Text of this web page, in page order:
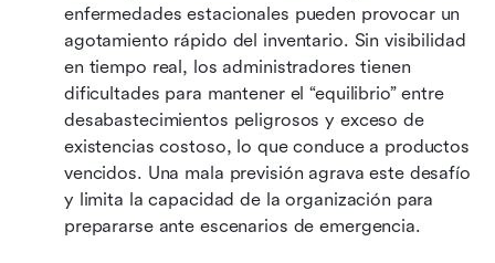
enfermedades estacionales pueden provocar un
agotamiento rápido del inventario. Sin visibilidad
en tiempo real, los administradores tienen
dificultades para mantener el “equilibrio” entre
desabastecimientos peligrosos y exceso de
existencias costoso, lo que conduce a productos
vencidos. Una mala previsión agrava este desafío
y limita la capacidad de la organización para
prepararse ante escenarios de emergencia.